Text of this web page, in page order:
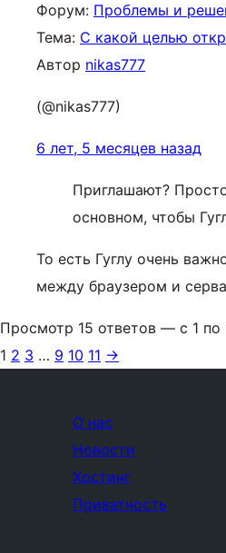
Форум: Проблемы и
Тема: С какой целью
Автор nikas777
(@nikas777)
6 лет, 5 месяцев назад
Приглашают?
основном, чтобы
То есть Гуглу очень
между браузером и
Просмотр 15 ответов — с 1 по
1 2 3 … 9 10 11 →
О нас
Новости
Хостинг
Приватность